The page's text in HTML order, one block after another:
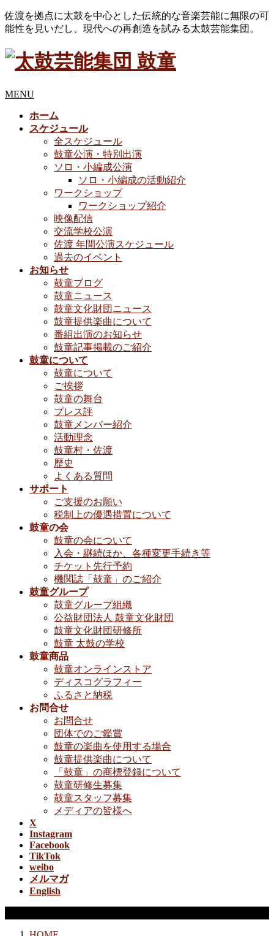
佐渡を拠点に太鼓を中心とした伝統的な音楽芸能に無限の可
能性を見いだし、現代への再創造を試みる太鼓芸能集団。
MENU
ホーム
スケジュール
全スケジュール
鼓童公演・特別出演
ソロ・小編成公演
ソロ・小編成の活動紹介
ワークショップ
ワークショップ紹介
映像配信
交流学校公演
佐渡 年間公演スケジュール
過去のイベント
お知らせ
鼓童ブログ
鼓童ニュース
鼓童文化財団ニュース
鼓童提供楽曲について
番組出演のお知らせ
鼓童記事掲載のご紹介
鼓童について
鼓童について
ご挨拶
鼓童の舞台
プレス評
鼓童メンバー紹介
活動理念
鼓童村・佐渡
歴史
よくある質問
サポート
ご支援のお願い
税制上の優遇措置について
鼓童の会
鼓童の会について
入会・継続ほか、各種変更手続き等
チケット先行予約
機関誌「鼓童」のご紹介
鼓童グループ
鼓童グループ組織
公益財団法人 鼓童文化財団
鼓童文化財団研修所
鼓童 太鼓の学校
鼓童商品
鼓童オンラインストア
ディスコグラフィー
ふるさと納税
お問合せ
お問合せ
団体でのご鑑賞
鼓童の楽曲を使用する場合
鼓童提供楽曲について
「鼓童」の商標登録について
鼓童研修生募集
鼓童スタッフ募集
メディアの皆様へ
X
Instagram
Facebook
TikTok
weibo
メルマガ
English